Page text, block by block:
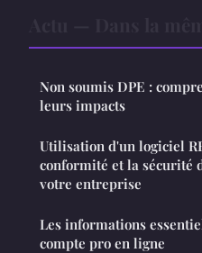
Non soumis DPE :
leurs impacts
Utilisation d'un logiciel
conformité et la sécurité
votre entreprise
Les informations
compte pro en ligne